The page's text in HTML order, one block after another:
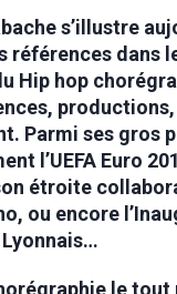
s’illustre
références dans
Hip hop
Parmi ses gros
l’UEFA Euro
étroite
ou encore
le tout